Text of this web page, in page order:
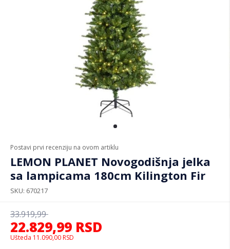
Postavi prvi recenziju na ovom artiklu
LEMON PLANET Novogodišnja jelka
sa lampicama 180cm Kilington Fir
SKU 670217
22.829,99 RSD
33.919,99
Ušteda 11.090,00 RSD